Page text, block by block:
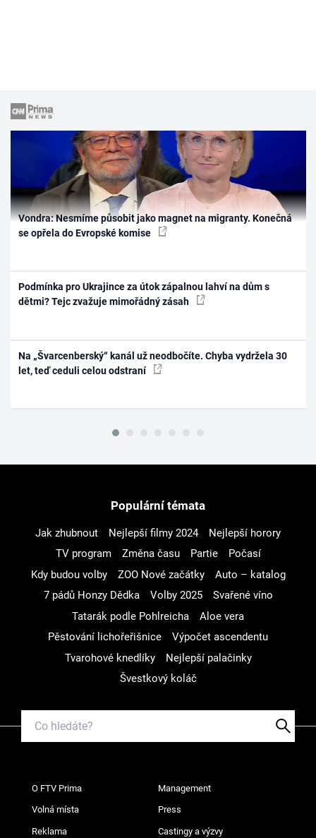
Vondra: Nesmíme působit jako magnet na migranty. Konečná
se opřela do Evropské komise
Podmínka pro Ukrajince za útok zápalnou lahví na dům s
dětmi? Tejc zvažuje mimořádný zásah
Na „Švarcenberský“ kanál už neodbočíte. Chyba vydržela 30
let, teď ceduli celou odstraní
Populární témata
Jak zhubnout Nejlepší filmy 2024
Nejlepší horory
TV program
Změna času Partie
Počasí
Kdy budou volby
ZOO Nové začátky
Auto – katalog
7 pádů Honzy Dědka
Volby 2025
Svařené víno
Tatarák podle Pohlreicha
Aloe vera
Pěstování lichořeřišnice
Výpočet ascendentu
Tvarohové knedlíky
Nejlepší palačinky
Švestkový koláč
O FTV Prima Management
Volná místa Press
Reklama Castingy a výzvy